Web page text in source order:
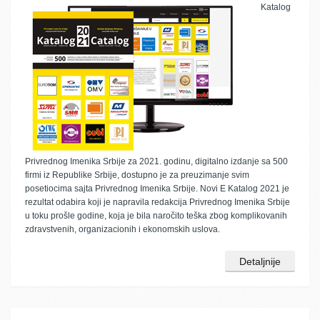
Katalog
Privrednog Imenika Srbije za 2021. godinu, digitalno izdanje sa 500
firmi iz Republike Srbije, dostupno je za preuzimanje svim
posetiocima sajta Privrednog Imenika Srbije. Novi E Katalog 2021 je
rezultat odabira koji je napravila redakcija Privrednog Imenika Srbije
u toku prošle godine, koja je bila naročito teška zbog komplikovanih
zdravstvenih, organizacionih i ekonomskih uslova.
Detaljnije